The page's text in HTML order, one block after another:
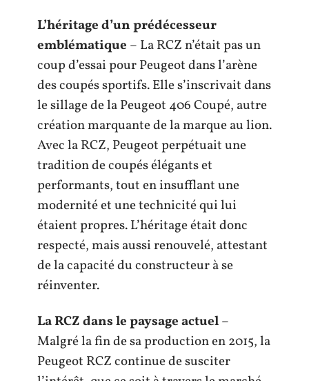
L’héritage d’un prédécesseur
emblématique – La RCZ n’était pas un
coup d’essai pour Peugeot dans l’arène
des coupés sportifs. Elle s’inscrivait dans
le sillage de la Peugeot 406 Coupé, autre
création marquante de la marque au lion.
Avec la RCZ, Peugeot perpétuait une
tradition de coupés élégants et
performants, tout en insufflant une
modernité et une technicité qui lui
étaient propres. L’héritage était donc
respecté, mais aussi renouvelé, attestant
de la capacité du constructeur à se
réinventer.
La RCZ dans le paysage actuel–
Malgré la fin de sa production en 2015, la
Peugeot RCZ continue de susciter